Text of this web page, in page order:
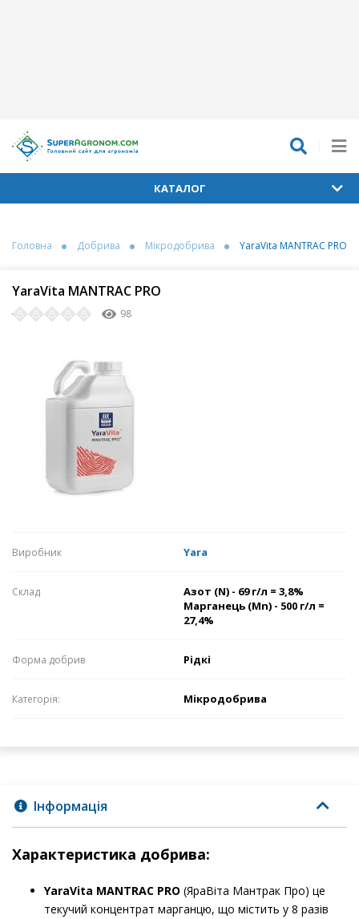
КАТАЛОГ
Головна Добрива Мікродобрива YaraVita MANTRAC PRO
YaraVita MANTRAC PRO
98
Виробник Yara
Склaд
Азот (N) - 69 г/л = 3,8%
Марганець (Mn) - 500 г/л =
27,4%
Формa добрив Рідкі
Категорія: Мікродобрива
Інформація
Характеристика добрива:
YaraVita MANTRAC PRO (ЯраВіта Мантрак Про) це
текучий концентрат марганцю, що містить у 8 разів